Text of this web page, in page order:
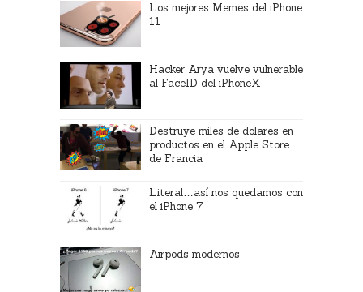
Los mejores Memes del iPhone
11
Hacker Arya vuelve vulnerable
al FaceID del iPhoneX
Destruye miles de dolares en
productos en el Apple Store
de Francia
Literal…así nos quedamos con
el iPhone 7
Airpods modernos